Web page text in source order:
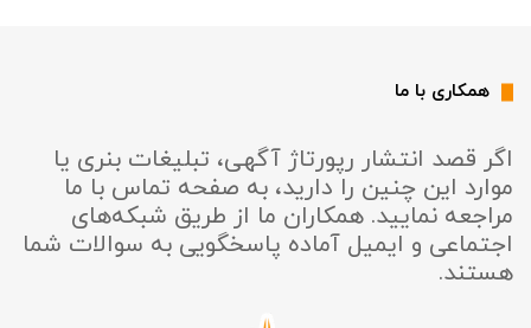
همکاری با ما
اگر قصد انتشار رپورتاژ آگهی، تبلیغات بنری یا
موارد این چنین را دارید، به صفحه تماس با ما
مراجعه نمایید. همکاران ما از طریق شبکه‌های
اجتماعی و ایمیل آماده پاسخگویی به سوالات شما
هستند.